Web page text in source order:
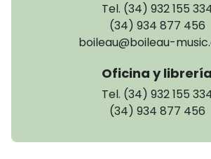
Tel. (34) 932 155
(34) 934 877 456
boileau@boileau-
Oficina y librería
Tel. (34) 932 155
(34) 934 877 456